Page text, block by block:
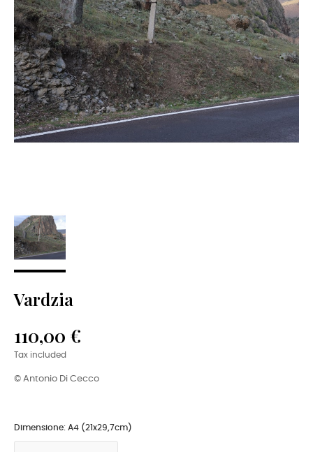
Vardzia
110,00 €
Tax included
© Antonio Di Cecco
Dimensione: A4 (21x29,7cm)